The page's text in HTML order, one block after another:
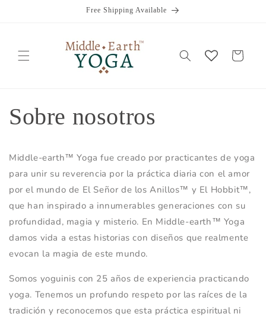
Free Shipping Available
Carrito
Sobre nosotros
Middle-earth™ Yoga fue creado por practicantes de yoga
para unir su reverencia por la práctica diaria con el amor
por el mundo de El Señor de los Anillos™ y El Hobbit™,
que han inspirado a innumerables generaciones con su
profundidad, magia y misterio. En Middle-earth™ Yoga
damos vida a estas historias con diseños que realmente
evocan la magia de este mundo.
Somos yoguinis con 25 años de experiencia practicando
yoga. Tenemos un profundo respeto por las raíces de la
tradición y reconocemos que esta práctica espiritual ni